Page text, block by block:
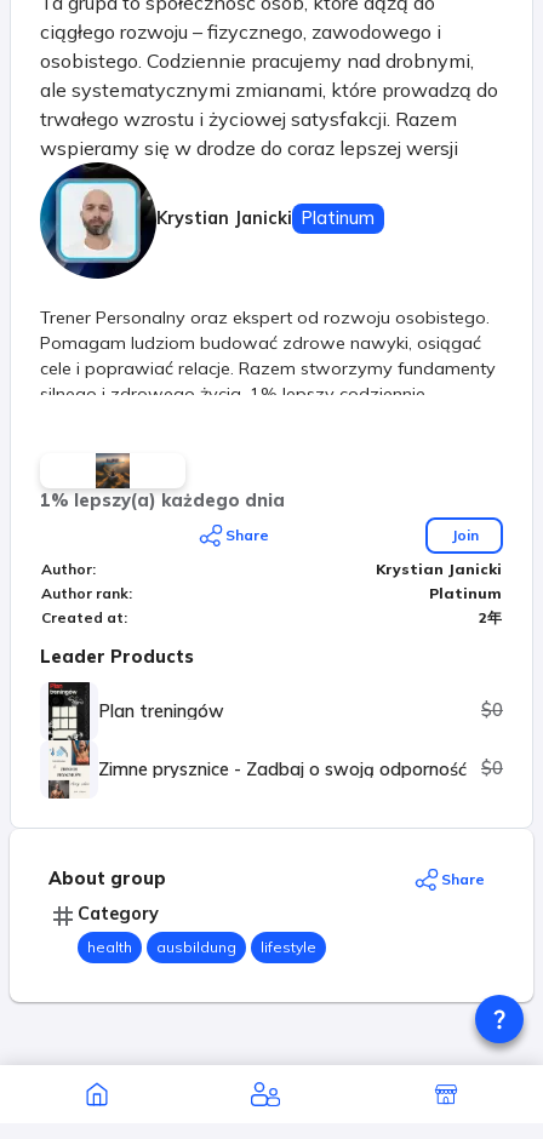
ciągłego rozwoju – fizycznego, zawodowego i
osobistego. Codziennie pracujemy nad drobnymi,
ale systematycznymi zmianami, które prowadzą do
trwałego wzrostu i życiowej satysfakcji. Razem
wspieramy się w drodze do coraz lepszej wersji
siebie! Systematyczność to jest nasz klucz do
sukcesu. Nie ważne jakie tępo obierzesz. Ważne, że
kierujesz się do przodu. Razem przejdziemy przez
etapy w naszym życiu. Już nie jesteś sama / sam!
Krystian Janicki Platinum
Trener Personalny oraz ekspert od rozwoju osobistego.
Pomagam ludziom budować zdrowe nawyki, osiągać
cele i poprawiać relacje. Razem stworzymy fundamenty
silnego i zdrowego życia. 1% lepszy codziennie
1% lepszy(a) każdego dnia
Share
Join
Author:
Krystian Janicki
Author rank:
Platinum
Created at: 2年
Leader Products
Plan treningów $0
Zimne prysznice - Zadbaj o swoją odporność $0
About group Share
Category
health ausbildung lifestyle